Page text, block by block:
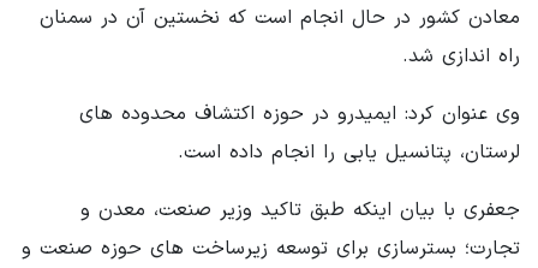
معادن کشور در حال انجام است که نخستین آن در سمنان
راه اندازی شد.
وی عنوان کرد: ایمیدرو در حوزه اکتشاف محدوده های
لرستان، پتانسیل یابی را انجام داده است.
جعفری با بیان اینکه طبق تاکید وزیر صنعت، معدن و
تجارت؛ بسترسازی برای توسعه زیرساخت های حوزه صنعت و